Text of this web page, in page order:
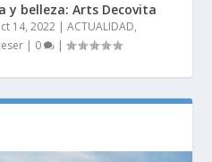
y belleza: Arts Decovita
14, 2022 |ACTUALIDAD,
| 0 |